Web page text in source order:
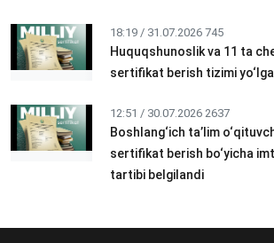
18:19 / 31.07.2026 745
Huquqshunoslik va 11 ta
sertifikat berish tizimi
12:51 / 30.07.2026 2637
Boshlang‘ich ta’lim
sertifikat berish bo‘yicha
tartibi belgilandi